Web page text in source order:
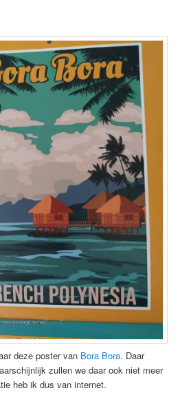
deze poster van Bora Bora. Daar
zullen we daar ook niet meer
heb ik dus van internet.